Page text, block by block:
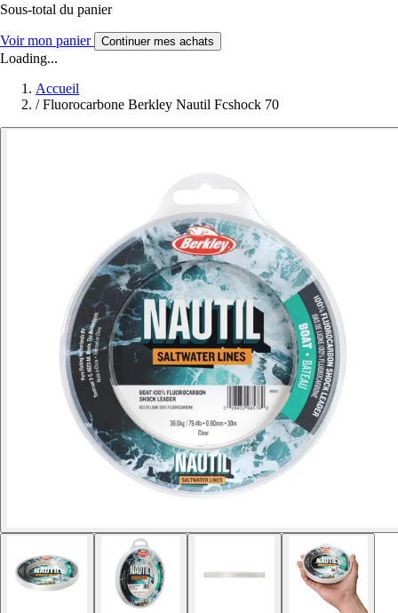
Sous-total du panier
Voir mon panier Continuer mes achats
Loading...
Accueil
/ Fluorocarbone Berkley Nautil Fcshock 70